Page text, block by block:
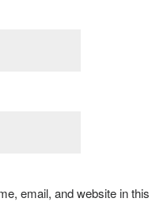
email, and website in